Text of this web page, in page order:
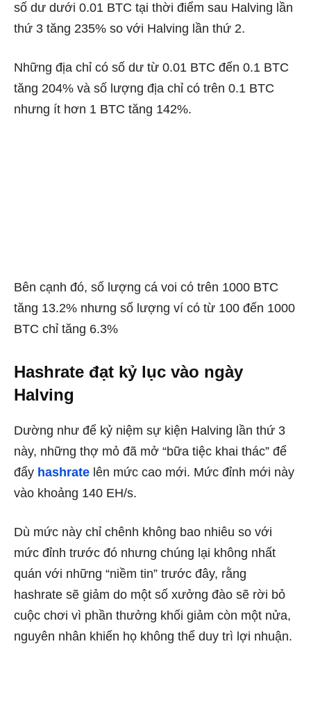
số dư dưới 0.01 BTC tại thời điểm sau Halving lần
thứ 3 tăng 235% so với Halving lần thứ 2.
Những địa chỉ có số dư từ 0.01 BTC đến 0.1 BTC
tăng 204% và số lượng địa chỉ có trên 0.1 BTC
nhưng ít hơn 1 BTC tăng 142%.
Bên cạnh đó, số lượng cá voi có trên 1000 BTC
tăng 13.2% nhưng số lượng ví có từ 100 đến 1000
BTC chỉ tăng 6.3%
Hashrate đạt kỷ lục vào ngày
Halving
Dường như để kỷ niệm sự kiện Halving lần thứ 3
này, những thợ mỏ đã mở “bữa tiệc khai thác” để
đẩy hashrate lên mức cao mới. Mức đỉnh mới này
vào khoảng 140 EH/s.
Dù mức này chỉ chênh không bao nhiêu so với
mức đỉnh trước đó nhưng chúng lại không nhất
quán với những “niềm tin” trước đây, rằng
hashrate sẽ giảm do một số xưởng đào sẽ rời bỏ
cuộc chơi vì phần thưởng khối giảm còn một nửa,
nguyên nhân khiến họ không thể duy trì lợi nhuận.